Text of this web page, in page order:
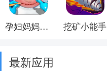
孕妇妈妈日记 挖矿小能手
最新应用